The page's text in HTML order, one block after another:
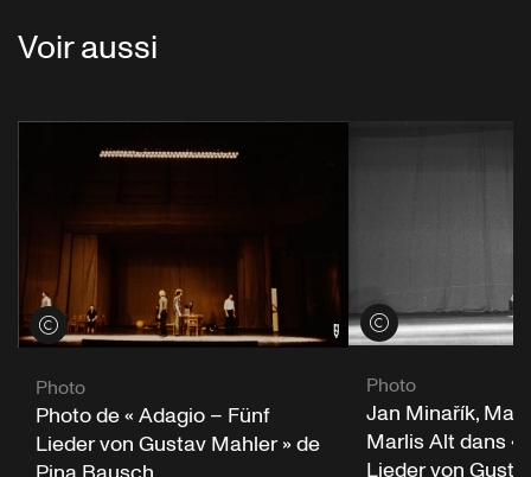
Voir aussi
Voir les crédits
Photo
Photo de « Adagio – Fünf
Lieder von Gustav Mahler » de
Voir les crédits
Photo
Jan Minařík,
Marlis Alt dans «
Lieder von